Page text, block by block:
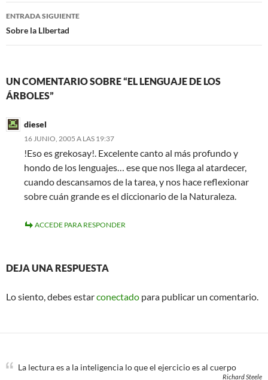
entradas
ENTRADA SIGUIENTE
Sobre la LIbertad
UN COMENTARIO SOBRE “EL LENGUAJE DE LOS
ÁRBOLES”
diesel
16 JUNIO, 2005 A LAS 19:37
!Eso es grekosay!. Excelente canto al más profundo y
hondo de los lenguajes… ese que nos llega al atardecer,
cuando descansamos de la tarea, y nos hace reflexionar
sobre cuán grande es el diccionario de la Naturaleza.
ACCEDE PARA RESPONDER
DEJA UNA RESPUESTA
Lo siento, debes estarconectado para publicar un comentario.
La lectura es a la inteligencia lo que el ejercicio es al cuerpo
Richard Steele